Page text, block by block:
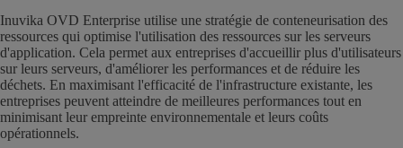
Inuvika OVD Enterprise utilise une stratégie de conteneurisation des
ressources qui optimise l'utilisation des ressources sur les serveurs
d'application. Cela permet aux entreprises d'accueillir plus d'utilisateurs
sur leurs serveurs, d'améliorer les performances et de réduire les
déchets. En maximisant l'efficacité de l'infrastructure existante, les
entreprises peuvent atteindre de meilleures performances tout en
minimisant leur empreinte environnementale et leurs coûts
opérationnels.